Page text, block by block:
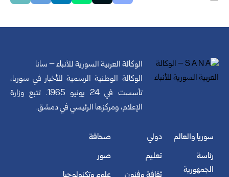
الوكالة العربية السورية للأنباء – سانا
الوكالة الوطنية الرسمية للأخبار في سوريا،
تأسست في 24 يونيو 1965. تتبع وزارة
الإعلام، ومركزها الرئيسي في دمشق.
سوريا والعالم
رئاسة
الجمهورية
دولي
تعليم
صحافة
صور